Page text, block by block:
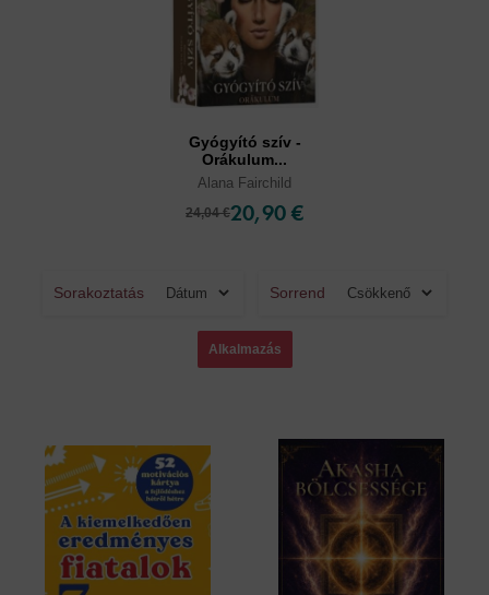
Gyógyító szív -
Orákulum...
Alana Fairchild
24,04 €20,90 €
Sorakoztatás Sorrend